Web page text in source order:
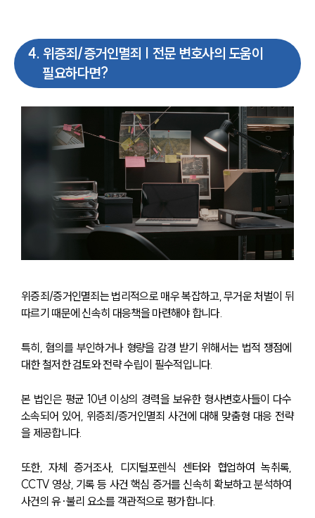
4. 위증죄/증거인멸죄 | 전문 변호사의 도움이
필요하다면?
위증죄/증거인멸죄는 법리적으로 매우 복잡하고, 무거운 처벌이 뒤
따르기 때문에 신속히 대응책을 마련해야 합니다.
특히, 혐의를 부인하거나 형량을 감경 받기 위해서는 법적 쟁점에
대한 철저한 검토와 전략 수립이 필수적입니다.
본 법인은 평균 10년 이상의 경력을 보유한 형사변호사들이 다수
소속되어 있어, 위증죄/증거인멸죄 사건에 대해 맞춤형 대응 전략
을 제공합니다.
또한, 자체 증거조사, 디지털포렌식 센터와 협업하여 녹취록,
CCTV 영상, 기록 등 사건 핵심 증거를 신속히 확보하고 분석하여
사건의 유·불리 요소를 객관적으로 평가합니다.